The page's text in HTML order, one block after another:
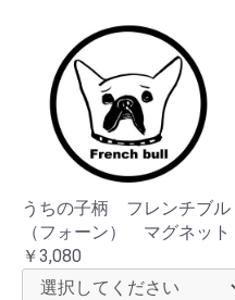
うちの子柄 フレンチブル
（フォーン） マグネット
￥3,080